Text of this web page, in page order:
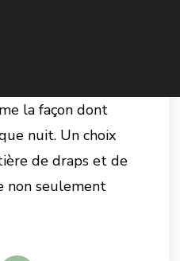
la façon dont
nuit. Un choix
de draps et de
non seulement